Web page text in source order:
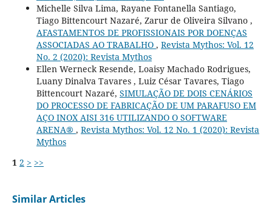
Michelle Silva Lima, Rayane Fontanella Santiago,
Tiago Bittencourt Nazaré, Zarur de Oliveira Silvano ,
AFASTAMENTOS DE PROFISSIONAIS POR DOENÇAS
ASSOCIADAS AO TRABALHO , Revista Mythos: Vol. 12
No. 2 (2020): Revista Mythos
Ellen Werneck Resende, Loaisy Machado Rodrigues,
Luany Dinalva Tavares , Luiz César Tavares, Tiago
Bittencourt Nazaré, SIMULAÇÃO DE DOIS CENÁRIOS
DO PROCESSO DE FABRICAÇÃO DE UM PARAFUSO EM
AÇO INOX AISI 316 UTILIZANDO O SOFTWARE
ARENA® , Revista Mythos: Vol. 12 No. 1 (2020): Revista
Mythos
1 2 > >>
Similar Articles